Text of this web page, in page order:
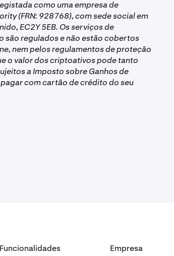
como uma empresa de
(FRN: 928768), com sede social em
EC2Y 5EB. Os serviços de
são regulados e não estão cobertos
nem pelos regulamentos de proteção
o valor dos criptoativos pode tanto
a Imposto sobre Ganhos de
com cartão de crédito do seu
Funcionalidades Empresa